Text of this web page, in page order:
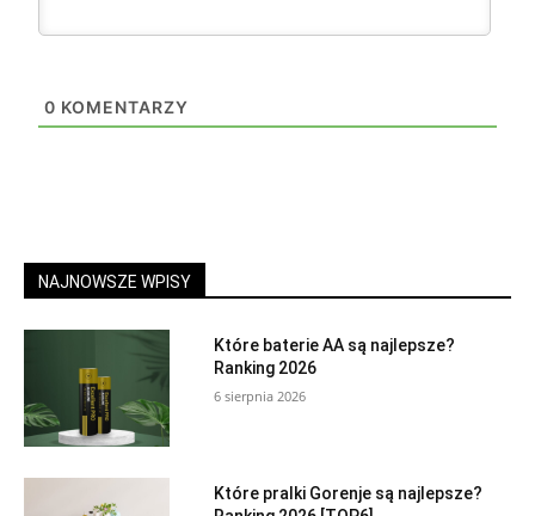
0 KOMENTARZY
NAJNOWSZE WPISY
Które baterie AA są najlepsze?
Ranking 2026
6 sierpnia 2026
Które pralki Gorenje są najlepsze?